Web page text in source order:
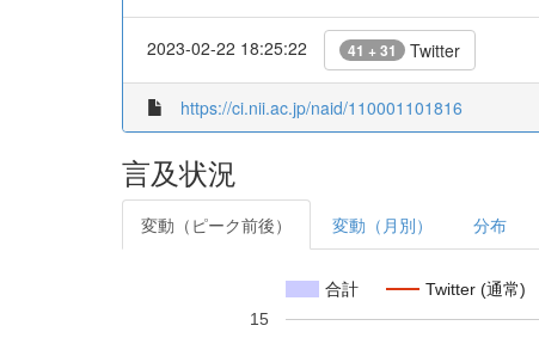
2023-02-22 18:25:22 41 + 31 Twitter
https://ci.nii.ac.jp/naid/110001101816
言及状況
変動（ピーク前後） 変動（月別） 分布
合計 Twitter (通常)
15